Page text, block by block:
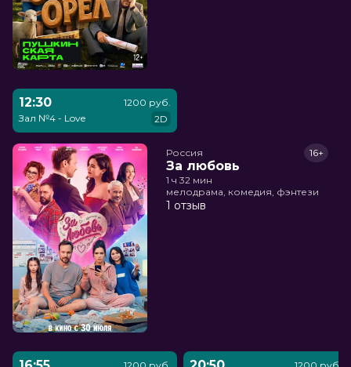
12:30
Зал №4 - Love
1200 руб.
2D
Россия
За любовь
16+
1 ч 32 мин
мелодрама, комедия, фэнтези
1 отзыв
1200 руб. 1200 руб.